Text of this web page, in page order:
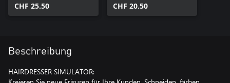
CHF 25.50 CHF 20.50
Beschreibung
HAIRDRESSER SIMULATOR: